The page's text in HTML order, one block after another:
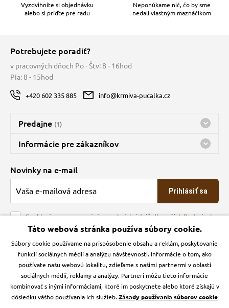
Vyzdvihnite si objednávku
alebo si príďte pre radu
Neponúkame nič, čo by sme
nedali vlastným maznáčikom
Potrebujete poradiť?
v pracovných dňoch Po - Štv: 8 - 16hod
Pia: 8 - 15hod
+420 602 335 885 info@krmiva-pucalka.cz
Predajne (1)
Predajňa a sklad Kbely
nes máme otvorené 08:00 - 16:00
Informácie pre zákazníkov
O spoločnosti
Veľkoobchod
Obchodné podmienky
Kontakt
Podmienky ochrany osobných údajov
Zásady používanie cookies a Google Analytics
Novinky na e-mail
Prihlásiť sa
Souhlasím se zpracováním osobních údajů dle našichPodmínek
ochrany osobních údajů
Krmiva Pučálka na sociálnych sieťach
Instagran Facebook
Táto webová stránka používa súbory cookie.
Súbory cookie používame na prispôsobenie obsahu a reklám, poskytovanie
funkcií sociálnych médií a analýzu návštevnosti. Informácie o tom, ako
používate našu webovú lokalitu, zdieľame s našimi partnermi v oblasti
sociálnych médií, reklamy a analýzy. Partneri môžu tieto informácie
kombinovať s inými informáciami, ktoré im poskytnete alebo ktoré získajú v
dôsledku vášho používania ich služieb.Zásady používania súborov cookie